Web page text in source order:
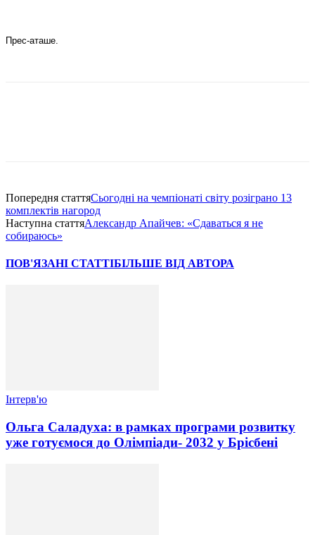
Прес-аташе.
Попередня статтяСьогодні на чемпіонаті світу розіграно 13
комплектів нагород
Наступна статтяАлександр Апайчев: «Сдаваться я не
собираюсь»
ПОВ'ЯЗАНІ СТАТТІБІЛЬШЕ ВІД АВТОРА
Інтерв'ю
Ольга Саладуха: в рамках програми розвитку
уже готуємося до Олімпіади- 2032 у Брісбені